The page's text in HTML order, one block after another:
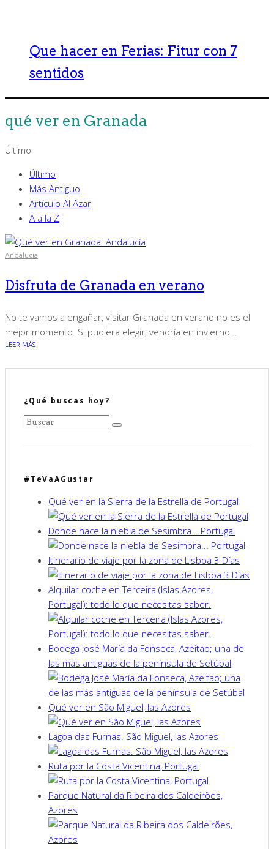
Que hacer en Ferias: Fitur con 7
sentidos
qué ver en Granada
Último
Último
Más Antiguo
Artículo Al Azar
A a la Z
Andalucía
Disfruta de Granada en verano
No te vamos a engañar, visitar Granada en verano no es el
mejor momento. Si pudiera elegir, vendría en invierno...
LEER MÁS
¿Qué buscas hoy?
#TeVaAGustar
Qué ver en la Sierra de la Estrella de Portugal
Donde nace la niebla de Sesimbra… Portugal
Itinerario de viaje por la zona de Lisboa 3 Días
Alquilar coche en Terceira (Islas Azores,
Portugal): todo lo que necesitas saber.
Bodega José María da Fonseca, Azeitao; una de
las más antiguas de la península de Setúbal
Qué ver en São Miguel, las Azores
Lagoa das Furnas. São Miguel, las Azores
Ruta por la Costa Vicentina, Portugal
Parque Natural da Ribeira dos Caldeirões,
Azores